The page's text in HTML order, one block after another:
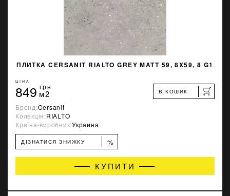
ПЛИТКА CERSANIT RIALTO GREY MATT 59, 8X59, 8 G1
ЦІНА
849 грн
м2 В КОШИК
Бренд:Cersanit
Колекція:RIALTO
Країна-виробник:Украина
ДІЗНАТИСЯ ЗНИЖКУ %
КУПИТИ